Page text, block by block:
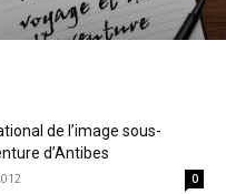
de l’image sous-
d’Antibes
0